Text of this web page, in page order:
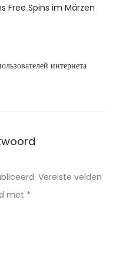
Free Spins im Märzen
интернета
Vereiste velden
met *